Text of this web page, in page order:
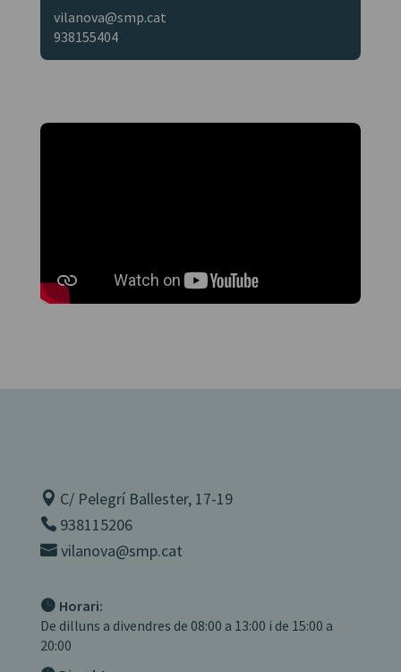
vilanova@smp.cat
938155404
C/ Pelegrí Ballester, 17-19
938115206
vilanova@smp.cat
Horari:
De dilluns a divendres de 08:00 a 13:00 i de 15:00 a
20:00